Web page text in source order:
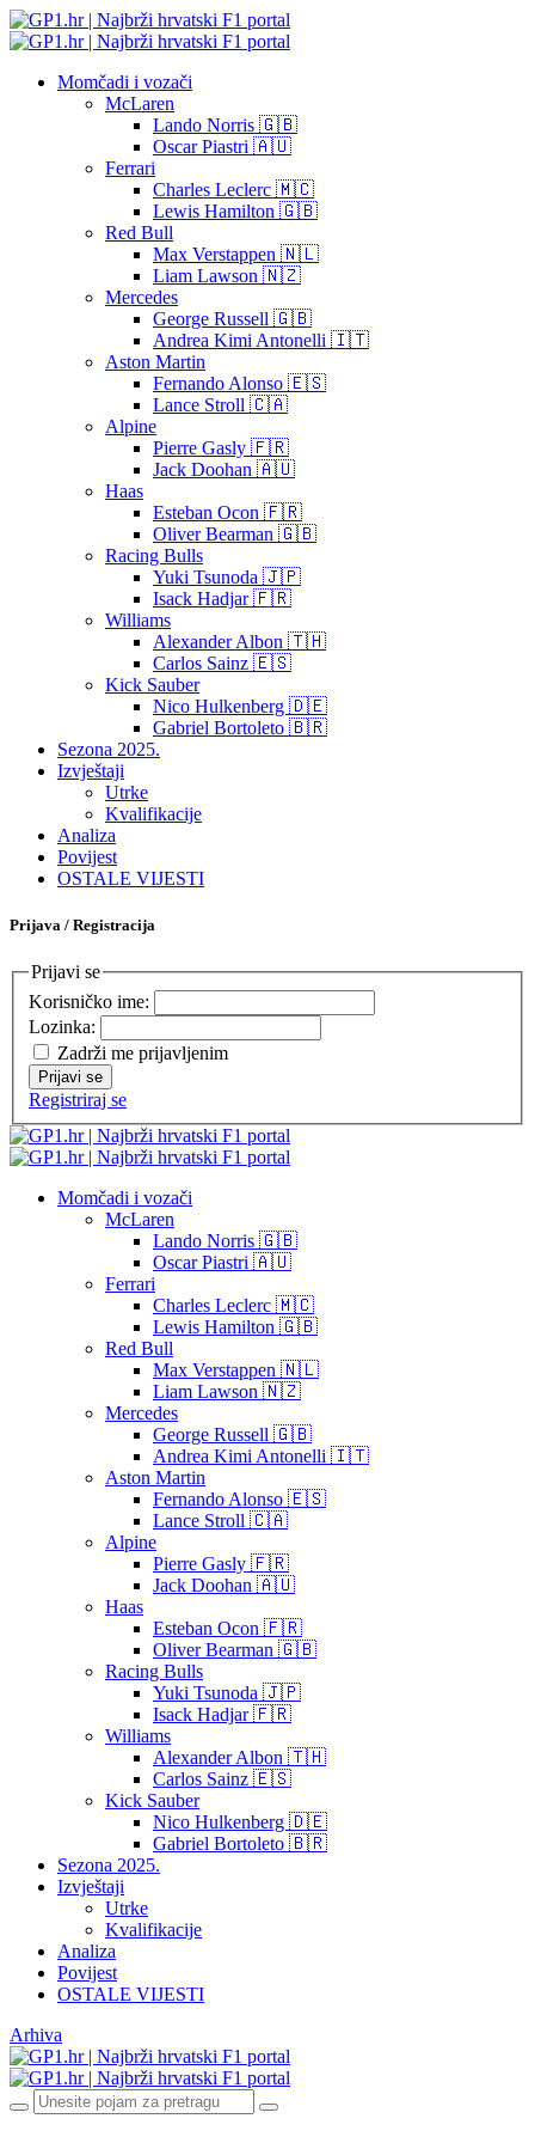
Momčadi i vozači
McLaren
Lando Norris 🇬🇧
Oscar Piastri 🇦🇺
Ferrari
Charles Leclerc 🇲🇨
Lewis Hamilton 🇬🇧
Red Bull
Max Verstappen 🇳🇱
Liam Lawson 🇳🇿
Mercedes
George Russell 🇬🇧
Andrea Kimi Antonelli 🇮🇹
Aston Martin
Fernando Alonso 🇪🇸
Lance Stroll 🇨🇦
Alpine
Pierre Gasly 🇫🇷
Jack Doohan 🇦🇺
Haas
Esteban Ocon 🇫🇷
Oliver Bearman 🇬🇧
Racing Bulls
Yuki Tsunoda 🇯🇵
Isack Hadjar 🇫🇷
Williams
Alexander Albon 🇹🇭
Carlos Sainz 🇪🇸
Kick Sauber
Nico Hulkenberg 🇩🇪
Gabriel Bortoleto 🇧🇷
Sezona 2025.
Izvještaji
Utrke
Kvalifikacije
Analiza
Povijest
OSTALE VIJESTI
Prijava / Registracija
Prijavi se
Korisničko ime:
Lozinka:
Zadrži me prijavljenim
Prijavi se
Registriraj se
Momčadi i vozači
McLaren
Lando Norris 🇬🇧
Oscar Piastri 🇦🇺
Ferrari
Charles Leclerc 🇲🇨
Lewis Hamilton 🇬🇧
Red Bull
Max Verstappen 🇳🇱
Liam Lawson 🇳🇿
Mercedes
George Russell 🇬🇧
Andrea Kimi Antonelli 🇮🇹
Aston Martin
Fernando Alonso 🇪🇸
Lance Stroll 🇨🇦
Alpine
Pierre Gasly 🇫🇷
Jack Doohan 🇦🇺
Haas
Esteban Ocon 🇫🇷
Oliver Bearman 🇬🇧
Racing Bulls
Yuki Tsunoda 🇯🇵
Isack Hadjar 🇫🇷
Williams
Alexander Albon 🇹🇭
Carlos Sainz 🇪🇸
Kick Sauber
Nico Hulkenberg 🇩🇪
Gabriel Bortoleto 🇧🇷
Sezona 2025.
Izvještaji
Utrke
Kvalifikacije
Analiza
Povijest
OSTALE VIJESTI
Arhiva